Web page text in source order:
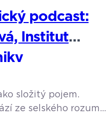
podcast:
Institut
složitý pojem.
ze selského rozumu